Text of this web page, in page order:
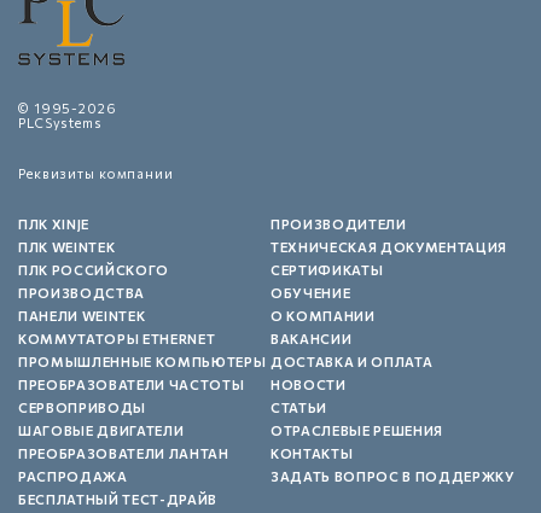
© 1995-2026
PLCSystems
Реквизиты компании
ПЛК XINJE
ПЛК WEINTEK
ПЛК РОССИЙСКОГО
ПРОИЗВОДСТВА
ПАНЕЛИ WEINTEK
КОММУТАТОРЫ ETHERNET
ПРОМЫШЛЕННЫЕ КОМПЬЮТЕРЫ
ПРЕОБРАЗОВАТЕЛИ ЧАСТОТЫ
СЕРВОПРИВОДЫ
ШАГОВЫЕ ДВИГАТЕЛИ
ПРЕОБРАЗОВАТЕЛИ ЛАНТАН
РАСПРОДАЖА
БЕСПЛАТНЫЙ ТЕСТ-ДРАЙВ
ПРОИЗВОДИТЕЛИ
ТЕХНИЧЕСКАЯ ДОКУМЕНТАЦИЯ
СЕРТИФИКАТЫ
ОБУЧЕНИЕ
О КОМПАНИИ
ВАКАНСИИ
ДОСТАВКА И ОПЛАТА
НОВОСТИ
СТАТЬИ
ОТРАСЛЕВЫЕ РЕШЕНИЯ
КОНТАКТЫ
ЗАДАТЬ ВОПРОС В ПОДДЕРЖКУ